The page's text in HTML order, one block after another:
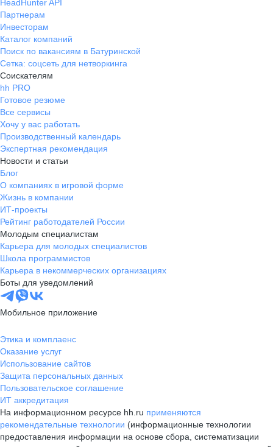
HeadHunter API
Партнерам
Инвесторам
Каталог компаний
Поиск по вакансиям в Батуринской
Сетка: соцсеть для нетворкинга
Соискателям
hh PRO
Готовое резюме
Все сервисы
Хочу у вас работать
Производственный календарь
Экспертная рекомендация
Новости и статьи
Блог
О компаниях в игровой форме
Жизнь в компании
ИТ-проекты
Рейтинг работодателей России
Молодым специалистам
Карьера для молодых специалистов
Школа программистов
Карьера в некоммерческих организациях
Боты для уведомлений
Мобильное приложение
Этика и комплаенс
Оказание услуг
Использование сайтов
Защита персональных данных
Пользовательское соглашение
ИТ аккредитация
На информационном ресурсе hh.ru применяются
рекомендательные технологии (информационные технологии
предоставления информации на основе сбора, систематизации